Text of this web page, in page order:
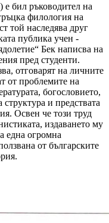
е бил ръководител на
филология на
той наследява друг
публика учен -
Бек написва на
пред студенти.
отговарят на личните
от проблемите на
богословието,
и предствата
Освен че този труд
издаването му
една огромна
от българските